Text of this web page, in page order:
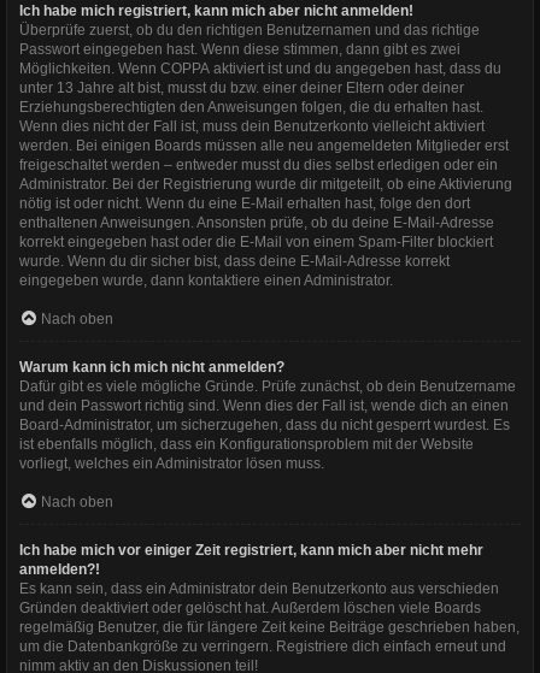
Ich habe mich registriert, kann mich aber nicht anmelden!
Überprüfe zuerst, ob du den richtigen Benutzernamen und das richtige
Passwort eingegeben hast. Wenn diese stimmen, dann gibt es zwei
Möglichkeiten. Wenn COPPA aktiviert ist und du angegeben hast, dass du
unter 13 Jahre alt bist, musst du bzw. einer deiner Eltern oder deiner
Erziehungsberechtigten den Anweisungen folgen, die du erhalten hast.
Wenn dies nicht der Fall ist, muss dein Benutzerkonto vielleicht aktiviert
werden. Bei einigen Boards müssen alle neu angemeldeten Mitglieder erst
freigeschaltet werden – entweder musst du dies selbst erledigen oder ein
Administrator. Bei der Registrierung wurde dir mitgeteilt, ob eine Aktivierung
nötig ist oder nicht. Wenn du eine E-Mail erhalten hast, folge den dort
enthaltenen Anweisungen. Ansonsten prüfe, ob du deine E-Mail-Adresse
korrekt eingegeben hast oder die E-Mail von einem Spam-Filter blockiert
wurde. Wenn du dir sicher bist, dass deine E-Mail-Adresse korrekt
eingegeben wurde, dann kontaktiere einen Administrator.
Nach oben
Warum kann ich mich nicht anmelden?
Dafür gibt es viele mögliche Gründe. Prüfe zunächst, ob dein Benutzername
und dein Passwort richtig sind. Wenn dies der Fall ist, wende dich an einen
Board-Administrator, um sicherzugehen, dass du nicht gesperrt wurdest. Es
ist ebenfalls möglich, dass ein Konfigurationsproblem mit der Website
vorliegt, welches ein Administrator lösen muss.
Nach oben
Ich habe mich vor einiger Zeit registriert, kann mich aber nicht mehr
anmelden?!
Es kann sein, dass ein Administrator dein Benutzerkonto aus verschieden
Gründen deaktiviert oder gelöscht hat. Außerdem löschen viele Boards
regelmäßig Benutzer, die für längere Zeit keine Beiträge geschrieben haben,
um die Datenbankgröße zu verringern. Registriere dich einfach erneut und
nimm aktiv an den Diskussionen teil!